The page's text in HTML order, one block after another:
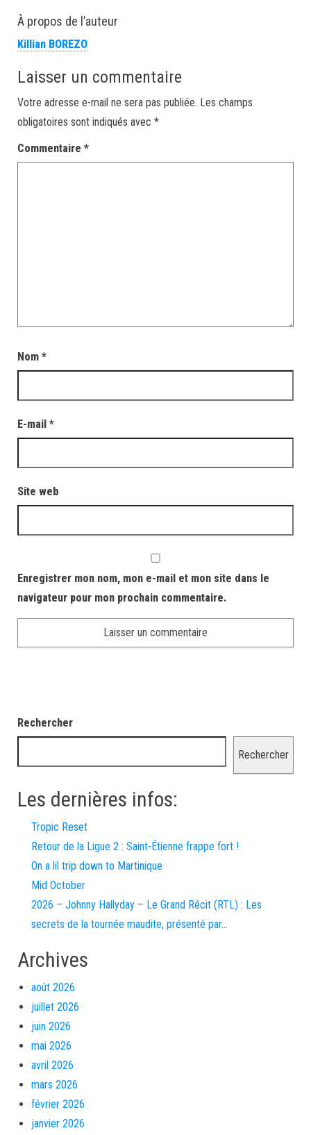
À propos de l’auteur
Killian BOREZO
Laisser un commentaire
Votre adresse e-mail ne sera pas publiée. Les champs
obligatoires sont indiqués avec *
Commentaire *
Nom *
E-mail *
Site web
Enregistrer mon nom, mon e-mail et mon site dans le
navigateur pour mon prochain commentaire.
Rechercher
Rechercher
Les dernières infos:
Tropic Reset
Retour de la Ligue 2 : Saint-Étienne frappe fort !
On a lil trip down to Martinique
Mid October
2026 – Johnny Hallyday – Le Grand Récit (RTL) : Les
secrets de la tournée maudite, présenté par…
Archives
août 2026
juillet 2026
juin 2026
mai 2026
avril 2026
mars 2026
février 2026
janvier 2026